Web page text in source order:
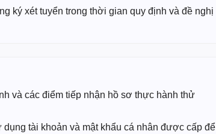
ký xét tuyển trong thời gian quy định và đề nghị
và các điểm tiếp nhận hồ sơ thực hành thử
tài khoản và mật khẩu cá nhân được cấp để